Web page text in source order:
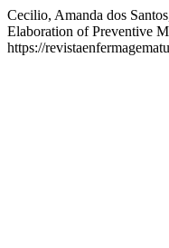
Cecilio, Amanda dos
Elaboration of Preventive
https://